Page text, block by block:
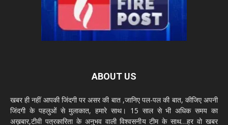
ABOUT US
खबर ही नहीं आपकी जिंदगी पर असर की बात ,जानिए पल-पल की बात, कीजिए अपनी
जिंदगी के पहलुओं से मुलाकात, हमारे साथ। 15 साल से भी अधिक समय का
अख़बार,टीवी पत्रकारिता के अनुभव वाली विश्वसनीय टीम के साथ…हर वो खबर